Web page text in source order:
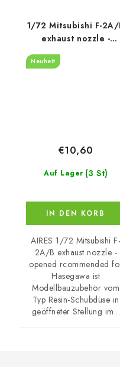
1/72 Mitsubishi F-2A/
exhaust nozzle -
for Hasegawa
Neuheit
Auf Lager (3 St)
€10,60
IN DEN KORB
AIRES 1/72 Mitsubishi F-
2A/B exhaust nozzle -
opened rcommended
Hasegawa ist
Modellbauzubehör vom
Typ Resin-Schubdüse in
geöffneter Stellung im...